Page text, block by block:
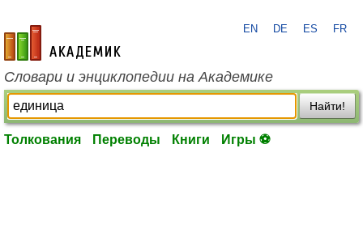
academic.ru
EN DE ES FR
Словари и энциклопедии на Академике
Найти!
Толкования Переводы Книги Игры ⚽